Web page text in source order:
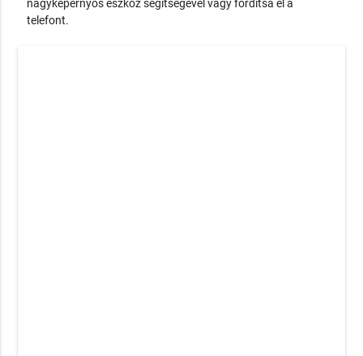
nagyképernyős eszköz segítségével vagy fordítsa el a
telefont.